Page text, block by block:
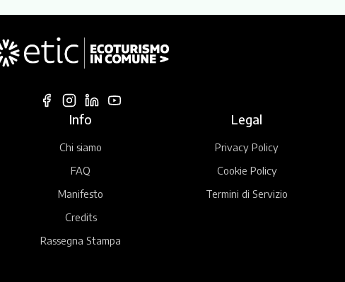
Info
Chi siamo
FAQ
Manifesto
Credits
Rassegna Stampa
Legal
Privacy Policy
Cookie Policy
Termini di Servizio